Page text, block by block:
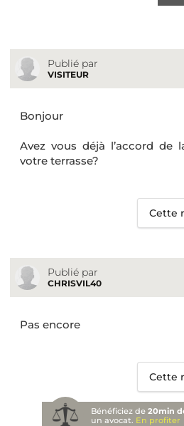
Publié par
VISITEUR
Bonjour
Avez vous déjà l’accord de
votre terrasse?
Cette
Publié par
CHRISVIL40
Pas encore
Cette
Bénéficiez de20min
un avocat. En profiter